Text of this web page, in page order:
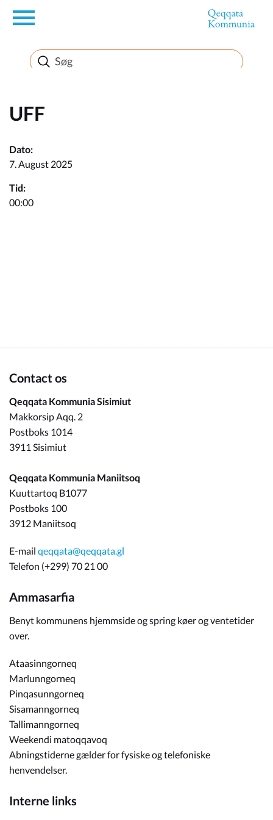
en
Borger
Erhverv
Politik
Turisme
UFF
Dato:
7. August 2025
Tid:
00:00
Contact os
Qeqqata Kommunia Sisimiut
Makkorsip Aqq. 2
Postboks 1014
3911 Sisimiut
Qeqqata Kommunia Maniitsoq
Kuuttartoq B1077
Postboks 100
3912 Maniitsoq
E-mail qeqqata@qeqqata.gl
Telefon (+299) 70 21 00
Ammasarfia
Benyt kommunens hjemmside og spring køer og ventetider
over.
Ataasinngorneq
Marlunngorneq
Pinqasunngorneq
Sisamanngorneq
Tallimanngorneq
Weekendi matoqqavoq
Abningstiderne gælder for fysiske og telefoniske
henvendelser.
Interne links